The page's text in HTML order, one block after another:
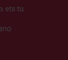
ets tu